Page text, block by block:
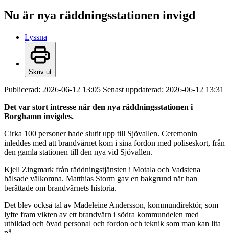
Nu är nya räddningsstationen invigd
Lyssna
Skriv ut
Publicerad: 2026-06-12 13:05 Senast uppdaterad: 2026-06-12 13:31
Det var stort intresse när den nya räddningsstationen i
Borghamn invigdes.
Cirka 100 personer hade slutit upp till Sjövallen. Ceremonin
inleddes med att brandvärnet kom i sina fordon med poliseskort, från
den gamla stationen till den nya vid Sjövallen.
Kjell Zingmark från räddningstjänsten i Motala och Vadstena
hälsade välkomna. Matthias Storm gav en bakgrund när han
berättade om brandvärnets historia.
Det blev också tal av Madeleine Andersson, kommundirektör, som
lyfte fram vikten av ett brandvärn i södra kommundelen med
utbildad och övad personal och fordon och teknik som man kan lita